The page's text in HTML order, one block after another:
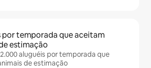
por temporada que aceitam
estimação
aluguéis por temporada que
de estimação